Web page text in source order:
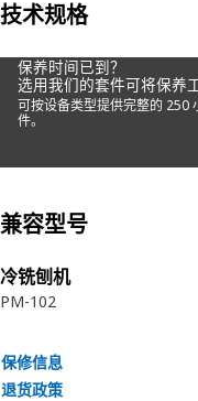
高效。Cat 发动机机油冷
低潜在泄漏风险。
我们的滤清器滤芯不仅
选择 Cat 原装滤清器是
中受益。
特性：
• 螺旋粗纱和造粒确保褶
• 单件式铝底板
• 单件式聚氨酯塑料端盖
技术规格
保养时间已到？
选用我们的套件可将保养
可按设备类型提供完整的 250
件。
兼容型号
冷铣刨机
PM-102
保修信息
退货政策